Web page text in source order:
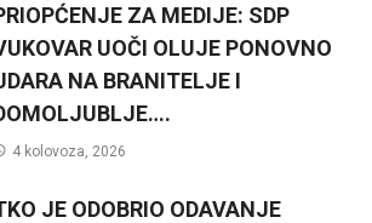
ZA MEDIJE: SDP
UOČI OLUJE PONOVNO
NA BRANITELJE I
4 kolovoza, 2026
JE ODOBRIO ODAVANJE